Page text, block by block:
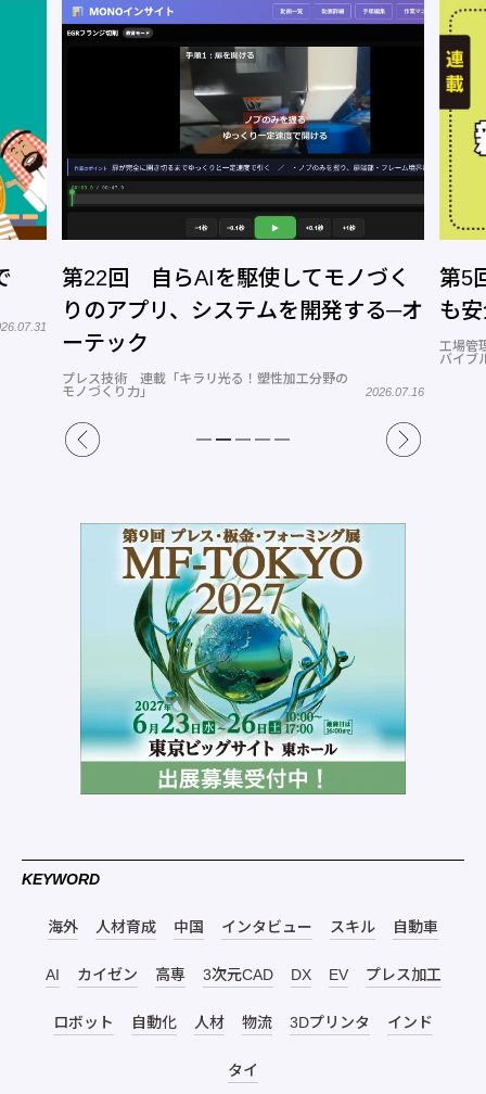
第22回 自らAIを駆使してモノづく
りのアプリ、システムを開発する─オ
ーテック
プレス技術 連載「キラリ光る！塑性加工分野の
モノづくり力」
2026.07.16
第5
も
工場管
バイブ
KEYWORD
海外 人材育成 中国 インタビュー スキル 自動車
AI カイゼン 高専 3次元CAD DX EV プレス加工
ロボット 自動化 人材 物流 3Dプリンタ インド
タイ